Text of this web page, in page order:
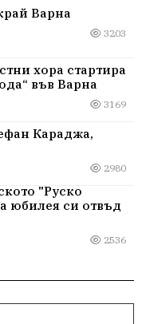
Варна
3203
хора стартира
във Варна
3169
Караджа,
2980
"Руско
юбилея си отвъд
2536